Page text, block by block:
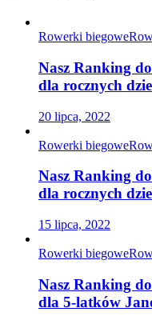
Rowerki biegowe
Nasz Ranking
dla rocznych
20 lipca, 2022
Rowerki biegowe
Nasz Ranking
dla rocznych
15 lipca, 2022
Rowerki biegowe
Nasz Ranking
dla 5-latków